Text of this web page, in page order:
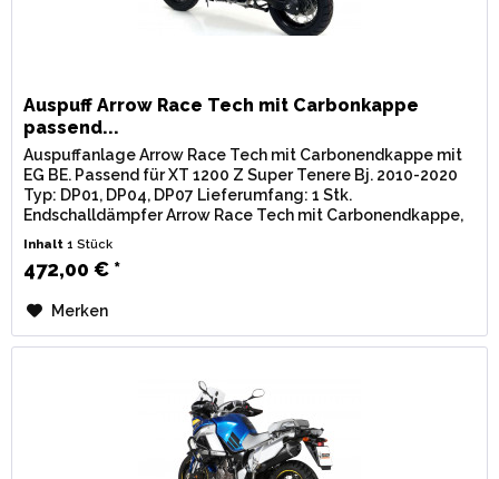
Auspuff Arrow Race Tech mit Carbonkappe
passend...
Auspuffanlage Arrow Race Tech mit Carbonendkappe mit
EG BE. Passend für XT 1200 Z Super Tenere Bj. 2010-2020
Typ: DP01, DP04, DP07 Lieferumfang: 1 Stk.
Endschalldämpfer Arrow Race Tech mit Carbonendkappe,
Inhalt1 Stück
472,00 € *
Merken